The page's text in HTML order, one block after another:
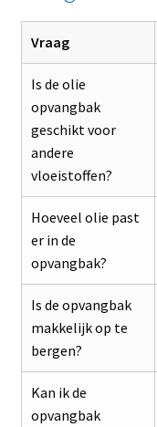
Vraag
Is de olie
opvangbak
geschikt voor
andere
vloeistoffen?
Hoeveel olie past
er in de
opvangbak?
Is de opvangbak
makkelijk op te
bergen?
Kan ik de
opvangbak